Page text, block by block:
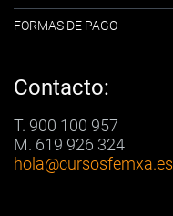
FORMAS DE PAGO
Contacto:
T. 900 100 957
M. 619 926 324
hola@cursosfemxa.es